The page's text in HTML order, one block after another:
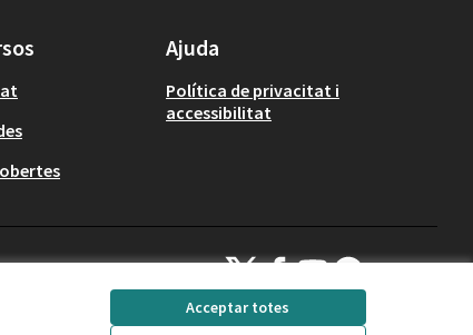
Acceptar totes
Ajuda
Política de privacitat i
accessibilitat
Decidim Calafell a X
(Enllaç extern)
Decidim Calafell a Facebook
(Enllaç extern)
Decidim Calafell a YouTube
(Enllaç extern)
Decidim Calafell a
(Enllaç extern)